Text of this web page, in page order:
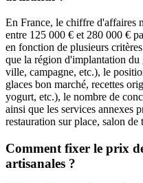
En France, le chiffre d'affaires
entre 125 000 € et 280 000 €
en fonction de plusieurs
que la région d'implantation
ville, campagne, etc.), le
glaces bon marché, recettes
yogurt, etc.), le nombre de
ainsi que les services annexes
restauration sur place, salon de
Comment fixer le prix
artisanales ?